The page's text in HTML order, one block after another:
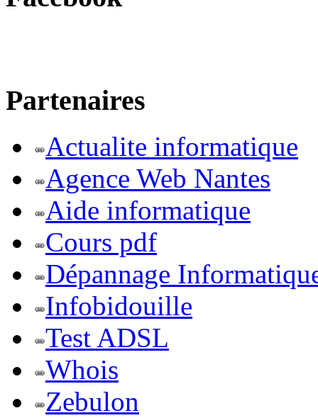
Partenaires
Actualite informatique
Agence Web Nantes
Aide informatique
Cours pdf
Dépannage
Infobidouille
Test ADSL
Whois
Zebulon